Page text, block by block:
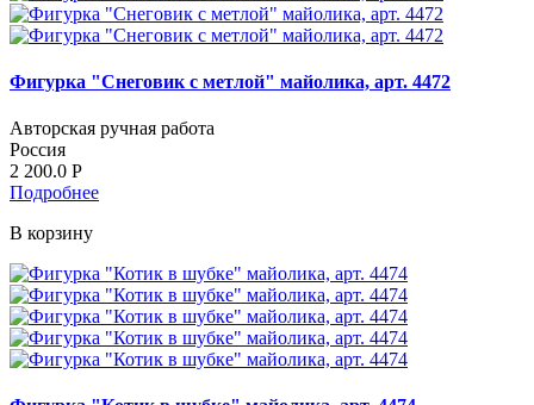
Фигурка "Снеговик с метлой" майолика, арт. 4472
Авторская ручная работа
Россия
2 200.0 Р
Подробнее
В корзину